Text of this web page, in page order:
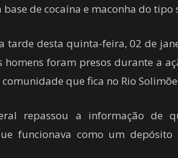
de cocaína e maconha do tipo
tarde desta quinta-feira, 02 de
foram presos durante a
que fica no Rio
repassou a informação de
funcionava como um